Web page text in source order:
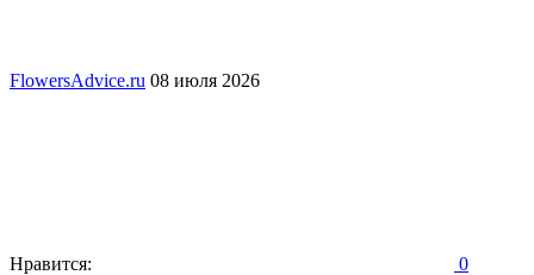
FlowersAdvice.ru 08 июля 2026
Нравится: 0